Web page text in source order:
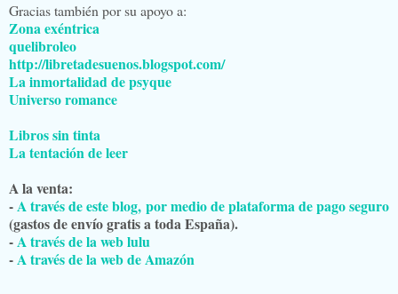
Gracias también por su apoyo a:
Zona exéntrica
quelibroleo
http://libretadesuenos.blogspot.com/
La inmortalidad de psyque
Universo romance
Libros sin tinta
La tentación de leer
A la venta:
-A través de este blog, por medio de plataforma de pago seguro
(gastos de envío gratis a toda España).
-A través de la web lulu
-A través de la web de Amazón